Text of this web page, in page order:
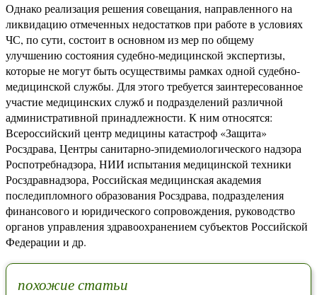
Однако реализация решения совещания, направленного на
ликвидацию отмеченных недостатков при работе в условиях
ЧС, по сути, состоит в основном из мер по общему
улучшению состояния судебно-медицинской экспертизы,
которые не могут быть осуществимы рамках одной судебно-
медицинской службы. Для этого требуется заинтересованное
участие медицинских служб и подразделений различной
административной принадлежности. К ним относятся:
Всероссийский центр медицины катастроф «Защита»
Росздрава, Центры санитарно-эпидемиологического надзора
Роспотребнадзора, НИИ испытания медицинской техники
Росздравнадзора, Российская медицинская академия
последипломного образования Росздрава, подразделения
финансового и юридического сопровождения, руководство
органов управления здравоохранением субъектов Российской
Федерации и др.
похожие статьи